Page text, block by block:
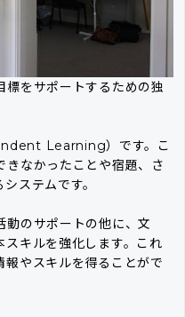
標をサポートするための独
Learning）です。こ
きなかったことや宿題、さ
ステムです。
動のサポートの他に、文
キルを強化します。これ
報やスキルを得ることがで